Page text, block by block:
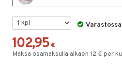
102,95 €
Maksa osamaksulla alkaen 12 € per